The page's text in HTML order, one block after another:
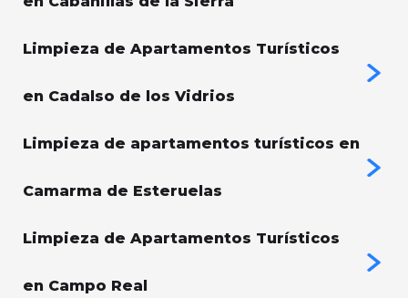
Limpieza de Apartamentos Turísticos
en Cadalso de los Vidrios
Limpieza de apartamentos turísticos en
Camarma de Esteruelas
Limpieza de Apartamentos Turísticos
en Campo Real